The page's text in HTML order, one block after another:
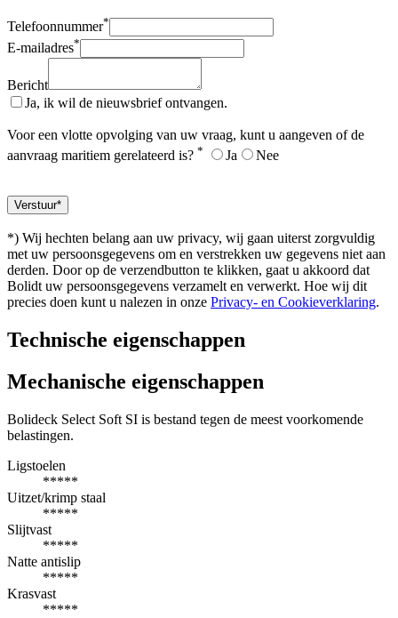
Telefoonnummer*
E-mailadres*
Bericht
Ja, ik wil de nieuwsbrief ontvangen.
Voor een vlotte opvolging van uw vraag, kunt u aangeven of de
aanvraag maritiem gerelateerd is? * Ja Nee
*) Wij hechten belang aan uw privacy, wij gaan uiterst zorgvuldig
met uw persoonsgegevens om en verstrekken uw gegevens niet aan
derden. Door op de verzendbutton te klikken, gaat u akkoord dat
Bolidt uw persoonsgegevens verzamelt en verwerkt. Hoe wij dit
precies doen kunt u nalezen in onze Privacy- en Cookieverklaring.
Technische eigenschappen
Mechanische eigenschappen
Bolideck Select Soft SI is bestand tegen de meest voorkomende
belastingen.
Ligstoelen
*****
Uitzet/krimp staal
*****
Slijtvast
*****
Natte antislip
*****
Krasvast
*****